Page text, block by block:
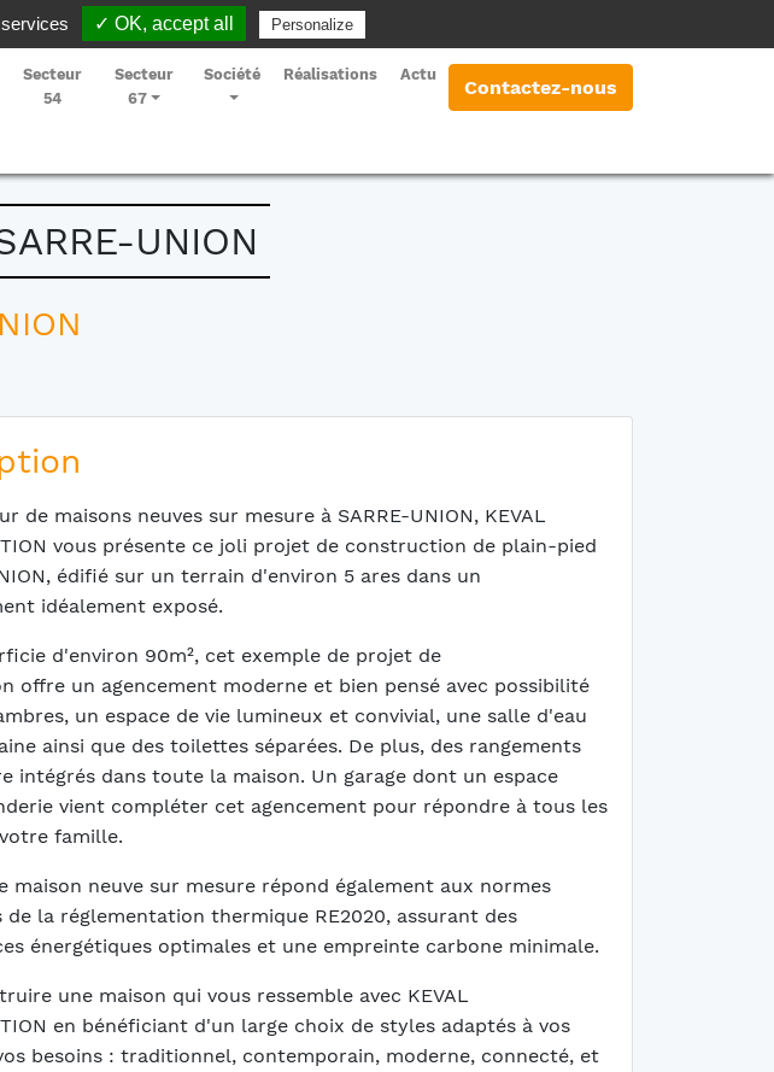
Appelez-nous au 03 88 03 58 26
Secteur
54
Secteur
67
Société Réalisations Actu
Contactez-nous
UNION
de maisons neuves sur mesure à SARRE-UNION, KEVAL
vous présente ce joli projet de construction de plain-pied
édifié sur un terrain d'environ 5 ares dans un
idéalement exposé.
d'environ 90m², cet exemple de projet de
offre un agencement moderne et bien pensé avec possibilité
un espace de vie lumineux et convivial, une salle d'eau
ainsi que des toilettes séparées. De plus, des rangements
intégrés dans toute la maison. Un garage dont un espace
vient compléter cet agencement pour répondre à tous les
famille.
maison neuve sur mesure répond également aux normes
de la réglementation thermique RE2020, assurant des
énergétiques optimales et une empreinte carbone minimale.
une maison qui vous ressemble avec KEVAL
en bénéficiant d'un large choix de styles adaptés à vos
besoins : traditionnel, contemporain, moderne, connecté, et
✓ OK, accept all Personalize